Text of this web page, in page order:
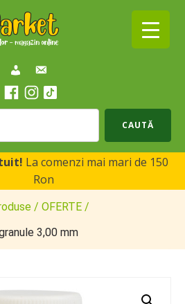
CAUTĂ
La comenzi mai mari de 150
Ron
/ OFERTE /
3,00 mm